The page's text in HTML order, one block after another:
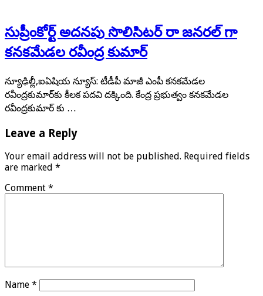
సుప్రీంకోర్ట్ అదనపు సొలిసిటర్ రా జనరల్ గా
కనకమేడల రవీంద్ర కుమార్
న్యూఢిల్లీ,ఐఏషియ న్యూస్: టీడీపీ మాజీ ఎంపీ కనకమేడల
రవీంద్రకుమార్‌కు కీలక పదవి దక్కింది. కేంద్ర ప్రభుత్వం కనకమేడల
రవీంద్రకుమార్ ‌కు …
Leave a Reply
Your email address will not be published. Required fields
are marked *
Comment *
Name *